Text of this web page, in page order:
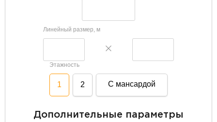
Линейный размер, м
Этажность
1 2 С мансардой
Дополнительные параметры